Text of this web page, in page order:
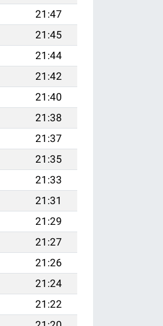
21:47
21:45
21:44
21:42
21:40
21:38
21:37
21:35
21:33
21:31
21:29
21:27
21:26
21:24
21:22